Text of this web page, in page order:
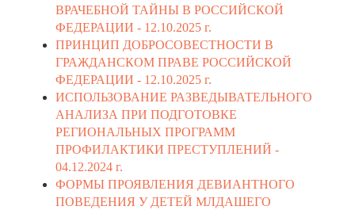
ВРАЧЕБНОЙ ТАЙНЫ В РОССИЙСКОЙ
ФЕДЕРАЦИИ - 12.10.2025 г.
ПРИНЦИП ДОБРОСОВЕСТНОСТИ В
ГРАЖДАНСКОМ ПРАВЕ РОССИЙСКОЙ
ФЕДЕРАЦИИ - 12.10.2025 г.
ИСПОЛЬЗОВАНИЕ РАЗВЕДЫВАТЕЛЬНОГО
АНАЛИЗА ПРИ ПОДГОТОВКЕ
РЕГИОНАЛЬНЫХ ПРОГРАММ
ПРОФИЛАКТИКИ ПРЕСТУПЛЕНИЙ -
04.12.2024 г.
ФОРМЫ ПРОЯВЛЕНИЯ ДЕВИАНТНОГО
ПОВЕДЕНИЯ У ДЕТЕЙ МЛДАШЕГО